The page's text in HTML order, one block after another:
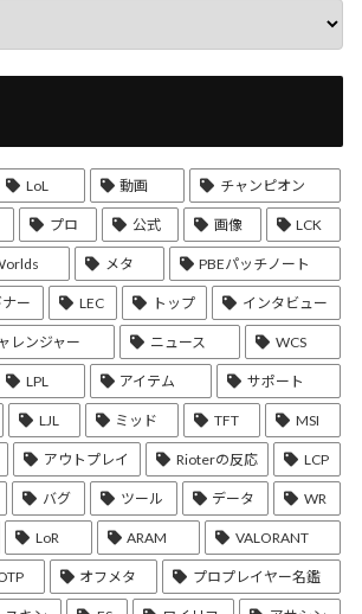
LoL 動画 チャンピオン
プロ 公式 画像 LCK
メタ PBEパッチノート
ー LEC トップ インタビュー
レンジャー ニュース WCS
LPL アイテム サポート
LJL ミッド TFT MSI
アウトプレイ Rioterの反応 LCP
バグ ツール データ WR
LoR ARAM VALORANT
オフメタ プロプレイヤー名鑑